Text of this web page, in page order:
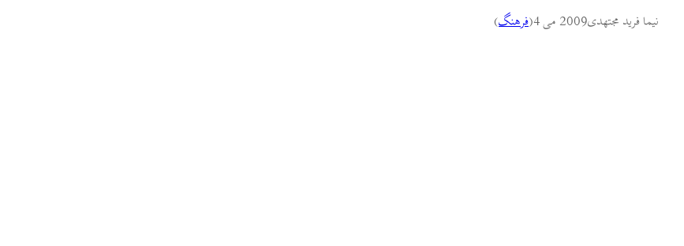
نیما فرید مجتهدی2009 می 4 (فرهنگ)